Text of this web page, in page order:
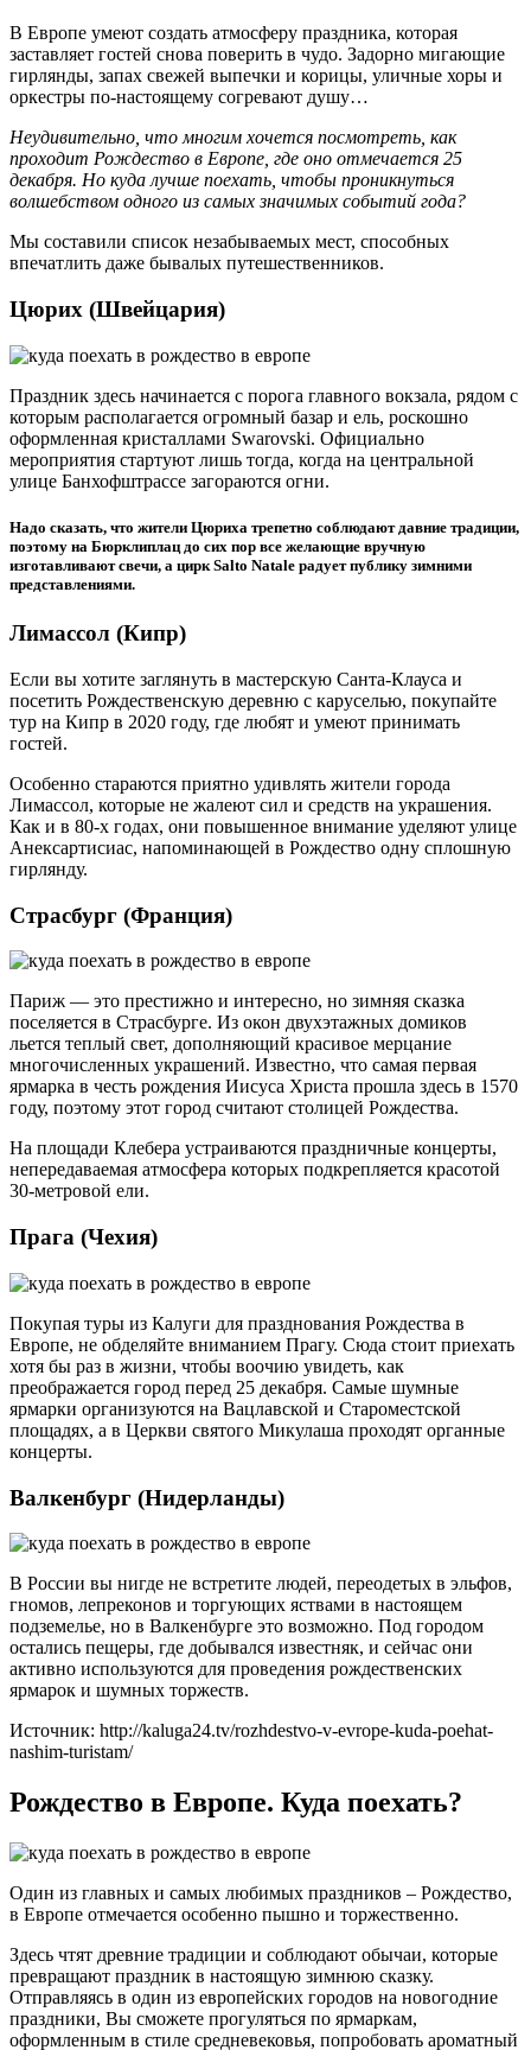
В Европе умеют создать атмосферу праздника, которая
заставляет гостей снова поверить в чудо. Задорно мигающие
гирлянды, запах свежей выпечки и корицы, уличные хоры и
оркестры по-настоящему согревают душу…
Неудивительно, что многим хочется посмотреть, как
проходит Рождество в Европе, где оно отмечается 25
декабря. Но куда лучше поехать, чтобы проникнуться
волшебством одного из самых значимых событий года?
Мы составили список незабываемых мест, способных
впечатлить даже бывалых путешественников.
Цюрих (Швейцария)
Праздник здесь начинается с порога главного вокзала, рядом с
которым располагается огромный базар и ель, роскошно
оформленная кристаллами Swarovski. Официально
мероприятия стартуют лишь тогда, когда на центральной
улице Банхофштрассе загораются огни.
Надо сказать, что жители Цюриха трепетно соблюдают давние традиции,
поэтому на Бюрклиплац до сих пор все желающие вручную
изготавливают свечи, а цирк Salto Natale радует публику зимними
представлениями.
Лимассол (Кипр)
Если вы хотите заглянуть в мастерскую Санта-Клауса и
посетить Рождественскую деревню с каруселью, покупайте
тур на Кипр в 2020 году, где любят и умеют принимать
гостей.
Особенно стараются приятно удивлять жители города
Лимассол, которые не жалеют сил и средств на украшения.
Как и в 80-х годах, они повышенное внимание уделяют улице
Анексартисиас, напоминающей в Рождество одну сплошную
гирлянду.
Страсбург (Франция)
Париж — это престижно и интересно, но зимняя сказка
поселяется в Страсбурге. Из окон двухэтажных домиков
льется теплый свет, дополняющий красивое мерцание
многочисленных украшений. Известно, что самая первая
ярмарка в честь рождения Иисуса Христа прошла здесь в 1570
году, поэтому этот город считают столицей Рождества.
На площади Клебера устраиваются праздничные концерты,
непередаваемая атмосфера которых подкрепляется красотой
30-метровой ели.
Прага (Чехия)
Покупая туры из Калуги для празднования Рождества в
Европе, не обделяйте вниманием Прагу. Сюда стоит приехать
хотя бы раз в жизни, чтобы воочию увидеть, как
преображается город перед 25 декабря. Самые шумные
ярмарки организуются на Вацлавской и Староместской
площадях, а в Церкви святого Микулаша проходят органные
концерты.
Валкенбург (Нидерланды)
В России вы нигде не встретите людей, переодетых в эльфов,
гномов, лепреконов и торгующих яствами в настоящем
подземелье, но в Валкенбурге это возможно. Под городом
остались пещеры, где добывался известняк, и сейчас они
активно используются для проведения рождественских
ярмарок и шумных торжеств.
Источник: http://kaluga24.tv/rozhdestvo-v-evrope-kuda-poehat-
nashim-turistam/
Рождество в Европе. Куда поехать?
Один из главных и самых любимых праздников – Рождество,
в Европе отмечается особенно пышно и торжественно.
Здесь чтят древние традиции и соблюдают обычаи, которые
превращают праздник в настоящую зимнюю сказку.
Отправляясь в один из европейских городов на новогодние
праздники, Вы сможете прогуляться по ярмаркам,
оформленным в стиле средневековья, попробовать ароматный